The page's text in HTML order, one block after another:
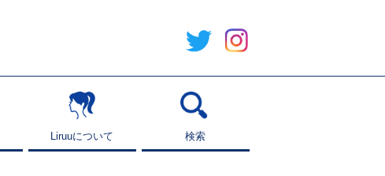
Liruuについて
Liruuについて 検索
検索